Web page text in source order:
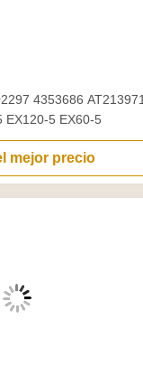
4353686
EX120-5 EX60-5
mejor precio